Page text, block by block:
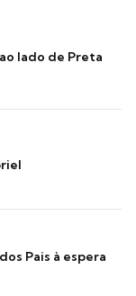
lado de Preta
Pais à espera